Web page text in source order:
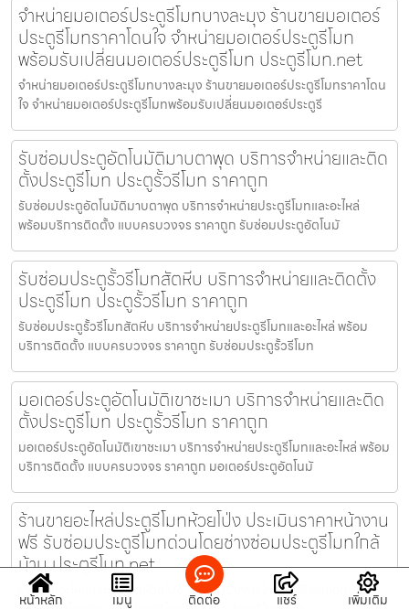
จำหน่ายมอเตอร์ประตูรีโมทบางละมุง ร้านขายมอเตอร์
ประตูรีโมทราคาโดนใจ จำหน่ายมอเตอร์ประตูรีโมท
พร้อมรับเปลี่ยนมอเตอร์ประตูรีโมท ประตูรีโมท.net
จำหน่ายมอเตอร์ประตูรีโมทบางละมุง ร้านขายมอเตอร์ประตูรีโมทราคาโดน
ใจ จำหน่ายมอเตอร์ประตูรีโมทพร้อมรับเปลี่ยนมอเตอร์ประตูรี
รับซ่อมประตูอัตโนมัติมาบตาพุด บริการจำหน่ายและติด
ตั้งประตูรีโมท ประตูรั้วรีโมท ราคาถูก
รับซ่อมประตูอัตโนมัติมาบตาพุด บริการจำหน่ายประตูรีโมทและอะไหล่
พร้อมบริการติดตั้ง แบบครบวงจร ราคาถูก รับซ่อมประตูอัตโนมั
รับซ่อมประตูรั้วรีโมทสัตหีบ บริการจำหน่ายและติดตั้ง
ประตูรีโมท ประตูรั้วรีโมท ราคาถูก
รับซ่อมประตูรั้วรีโมทสัตหีบ บริการจำหน่ายประตูรีโมทและอะไหล่ พร้อม
บริการติดตั้ง แบบครบวงจร ราคาถูก รับซ่อมประตูรั้วรีโมท
มอเตอร์ประตูอัตโนมัติเขาชะเมา บริการจำหน่ายและติด
ตั้งประตูรีโมท ประตูรั้วรีโมท ราคาถูก
มอเตอร์ประตูอัตโนมัติเขาชะเมา บริการจำหน่ายประตูรีโมทและอะไหล่ พร้อม
บริการติดตั้ง แบบครบวงจร ราคาถูก มอเตอร์ประตูอัตโนมั
ร้านขายอะไหล่ประตูรีโมทห้วยโป่ง ประเมินราคาหน้างาน
ฟรี รับซ่อมประตูรีโมทด่วนโดยช่างซ่อมประตูรีโมทใกล้
บ้าน ประตูรีโมท.net
ร้านขายอะไหล่ประตูรีโมทห้วยโป่ง ประเมินราคาหน้างานฟรี รับซ่อมประตู
หน้าหลัก เมนู ติดต่อ แชร์ เพิ่มเติม